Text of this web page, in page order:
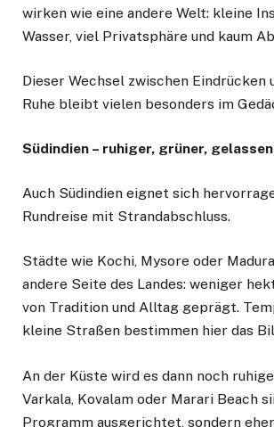
wirken wie eine andere Welt: kleine
Wasser, viel Privatsphäre und kaum
Dieser Wechsel zwischen
Ruhe bleibt vielen besonders im
Südindien – ruhiger, grüner,
Auch Südindien eignet sich
Rundreise mit Strandabschluss.
Städte wie Kochi, Mysore oder
andere Seite des Landes: weniger
von Tradition und Alltag geprägt.
kleine Straßen bestimmen hier das
An der Küste wird es dann noch
Varkala, Kovalam oder Marari Beach
Programm ausgerichtet, sondern